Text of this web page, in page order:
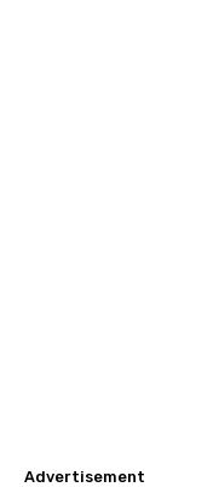
Advertisement